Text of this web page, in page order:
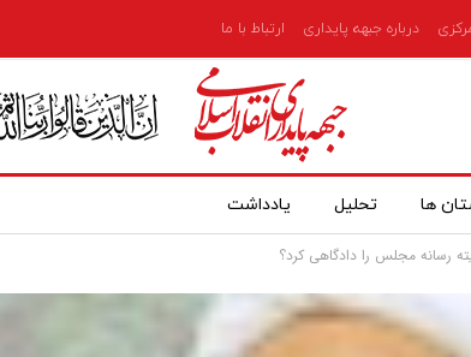
درباره جبهه پایداری ارتباط با ما
ها تحلیل یادداشت
رسانه مجلس را دادگاهی کرد؟